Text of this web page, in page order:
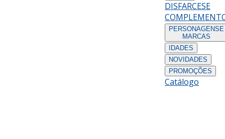
DISFARCESE
PERSONAGENS E
MARCAS
IDADES
NOVIDADES
PROMOÇÕES
Catálogo